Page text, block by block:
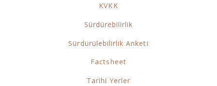
KVKK
Sürdürebilirlik
Sürdürülebilirlik Anketi
Factsheet
Tarihi Yerler